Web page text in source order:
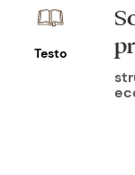
Testo